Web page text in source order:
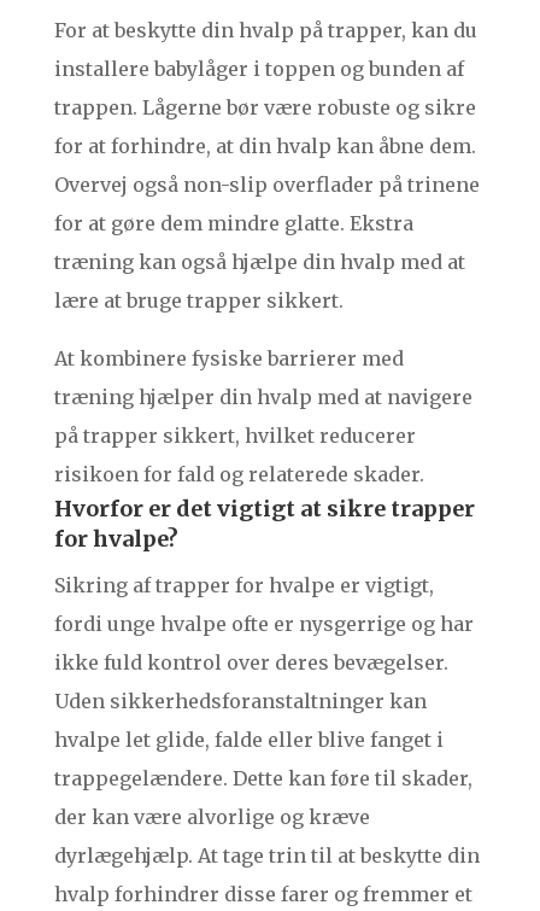
For at beskytte din hvalp på trapper, kan du
installere babylåger i toppen og bunden af
trappen. Lågerne bør være robuste og sikre
for at forhindre, at din hvalp kan åbne dem.
Overvej også non-slip overflader på trinene
for at gøre dem mindre glatte. Ekstra
træning kan også hjælpe din hvalp med at
lære at bruge trapper sikkert.
At kombinere fysiske barrierer med
træning hjælper din hvalp med at navigere
på trapper sikkert, hvilket reducerer
risikoen for fald og relaterede skader.
Hvorfor er det vigtigt at sikre trapper
for hvalpe?
Sikring af trapper for hvalpe er vigtigt,
fordi unge hvalpe ofte er nysgerrige og har
ikke fuld kontrol over deres bevægelser.
Uden sikkerhedsforanstaltninger kan
hvalpe let glide, falde eller blive fanget i
trappegelændere. Dette kan føre til skader,
der kan være alvorlige og kræve
dyrlægehjælp. At tage trin til at beskytte din
hvalp forhindrer disse farer og fremmer et